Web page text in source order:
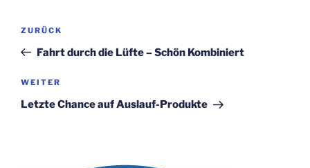
Beitragsnavigation
Vorheriger
Beitrag
ZURÜCK
Fahrt durch die Lüfte – Schön Kombiniert
Nächster
Beitrag
WEITER
Letzte Chance auf Auslauf-Produkte